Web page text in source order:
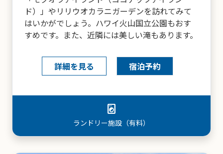
ド）」やリリウオカラニガーデンを訪れてみて
はいかがでしょう。ハワイ火山国立公園もおす
すめです。また、近隣には美しい滝もあります。
詳細を見る 宿泊予約
storefront
コンビニエンスストア